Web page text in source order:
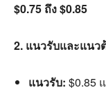
$0.75 ถึง $0.85
2. แนวรับและแน
แนวรับ: $0.85